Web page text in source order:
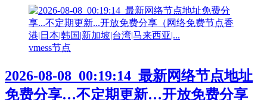
vmess节点
2026-08-08_00:19:14_最新网络节点地址
免费分享…不定期更新…开放免费分享